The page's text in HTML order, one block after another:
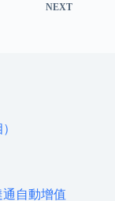
NEXT
自動增值